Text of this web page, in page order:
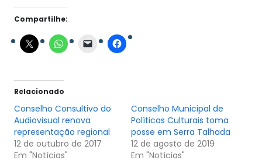
Compartilhe:
Relacionado
Conselho Consultivo do
Audiovisual renova
representação regional
12 de outubro de 2017
Em "Notícias"
Conselho Municipal de
Políticas Culturais toma
posse em Serra Talhada
12 de agosto de 2019
Em "Notícias"